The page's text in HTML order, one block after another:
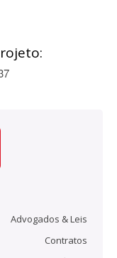
Advogados & Leis
Contratos